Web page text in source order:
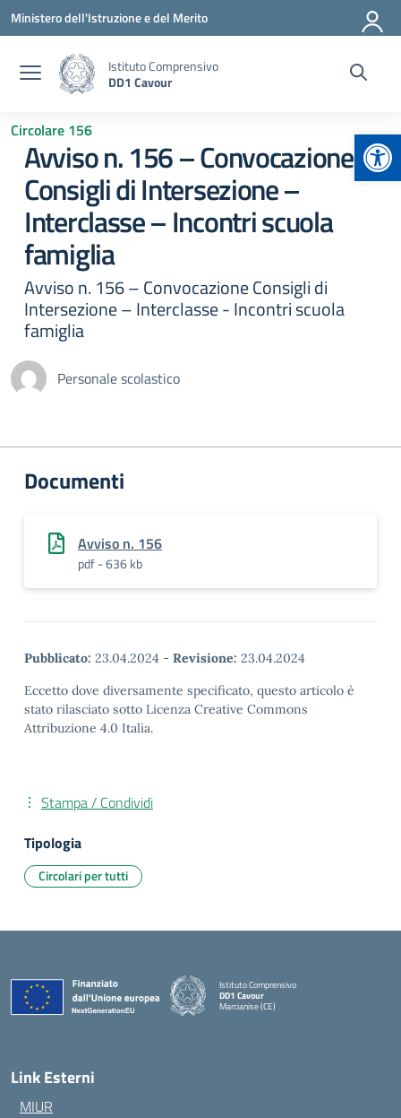
Vai ai contenuti
Vai al menu di navigazione
Vai al footer
Ministero dell'Istruzione e del Merito
Istituto Comprensivo
DD1 Cavour
Circolare 156
Avviso n. 156 – Convocazione
Consigli di Intersezione –
Interclasse – Incontri scuola
famiglia
Avviso n. 156 – Convocazione Consigli di
Intersezione – Interclasse - Incontri scuola
famiglia
Personale scolastico
Documenti
Avviso n. 156
pdf - 636 kb
Pubblicato: 23.04.2024 - Revisione: 23.04.2024
Eccetto dove diversamente specificato, questo articolo è
stato rilasciato sotto Licenza Creative Commons
Attribuzione 4.0 Italia.
Stampa / Condividi
Tipologia
Circolari per tutti
Istituto Comprensivo
DD1 Cavour
Marcianise (CE)
Link Esterni
MIUR